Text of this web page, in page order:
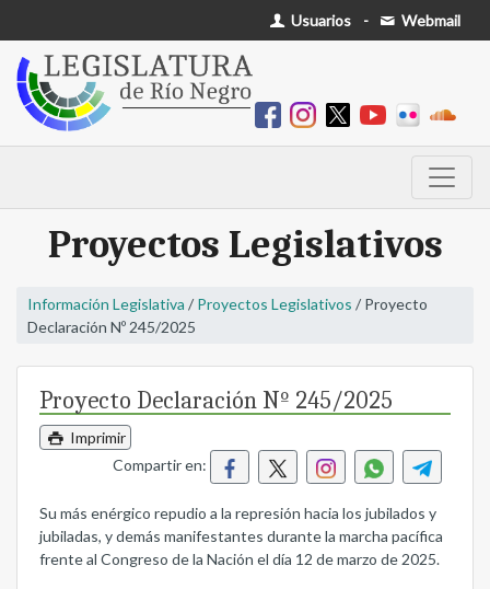
Usuarios - Webmail
Proyectos Legislativos
Información Legislativa / Proyectos Legislativos / Proyecto
Declaración Nº 245/2025
Proyecto Declaración Nº 245/2025
Imprimir
Compartir en:
Su más enérgico repudio a la represión hacia los jubilados y
jubiladas, y demás manifestantes durante la marcha pacífica
frente al Congreso de la Nación el día 12 de marzo de 2025.